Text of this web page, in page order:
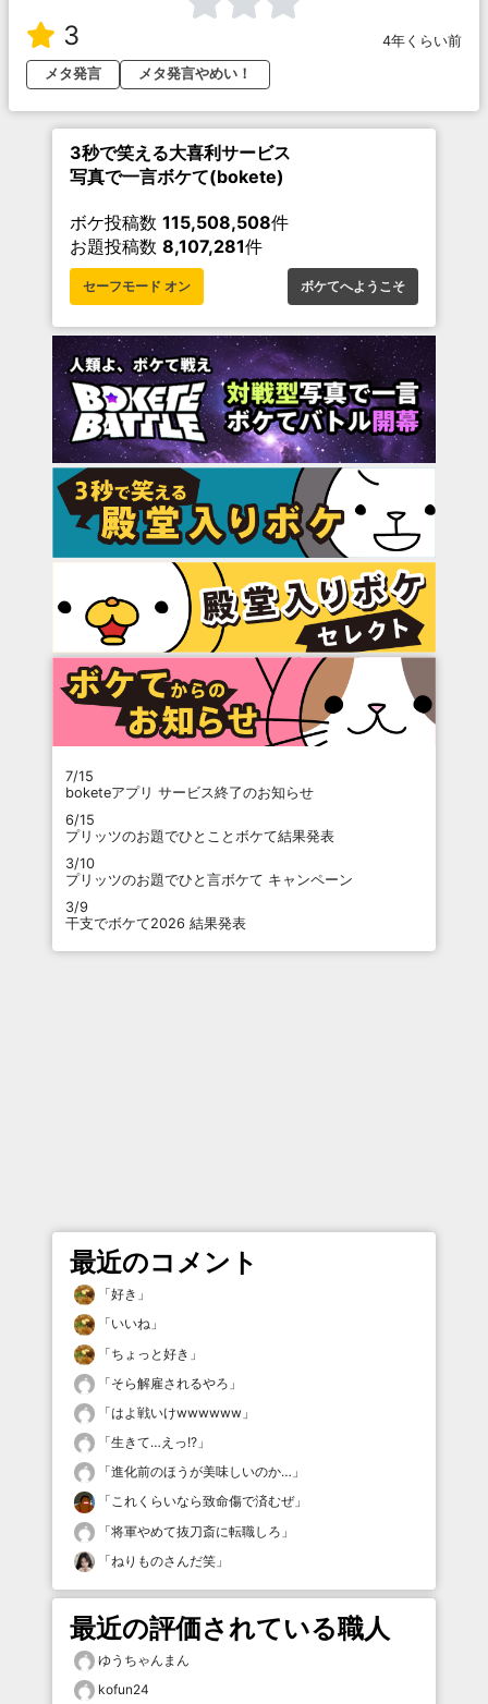
3
4年くらい前
メタ発言
メタ発言やめい！
3秒で笑える大喜利サービス
写真で一言ボケて(bokete)
ボケ投稿数 115,508,508件
お題投稿数 8,107,281件
セーフモード オン ボケてへようこそ
7/15
boketeアプリ サービス終了のお知らせ
6/15
プリッツのお題でひとことボケて結果発表
3/10
プリッツのお題でひと言ボケて キャンペーン
3/9
干支でボケて2026 結果発表
最近のコメント
「好き 」
「いいね 」
「ちょっと好き 」
「そら解雇されるやろ 」
「はよ戦いけwwwwww 」
「生きて…えっ!? 」
「進化前のほうが美味しいのか… 」
「これくらいなら致命傷で済むぜ」
「将軍やめて抜刀斎に転職しろ 」
「ねりものさんだ笑 」
最近の評価されている職人
ゆうちゃんまん
kofun24